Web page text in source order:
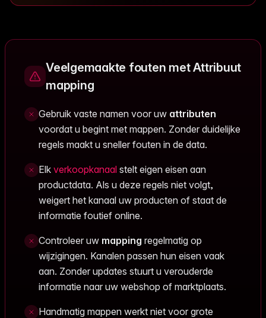
Veelgemaakte fouten met Attribuut
mapping
Gebruik vaste namen voor uw attributen
voordat u begint met mappen. Zonder duidelijke
regels maakt u sneller fouten in de data.
Elk verkoopkanaal stelt eigen eisen aan
productdata. Als u deze regels niet volgt,
weigert het kanaal uw producten of staat de
informatie foutief online.
Controleer uw mapping regelmatig op
wijzigingen. Kanalen passen hun eisen vaak
aan. Zonder updates stuurt u verouderde
informatie naar uw webshop of marktplaats.
Handmatig mappen werkt niet voor grote